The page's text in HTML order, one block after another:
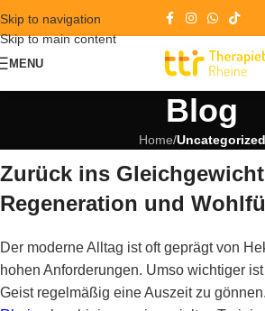
Skip to navigation
Skip to main content
MENU
Blog
Home/Uncategorized
Zurück ins
Regeneration und
Der moderne Alltag ist oft geprägt von
hohen Anforderungen. Umso wichtiger
Geist regelmäßig eine Auszeit zu